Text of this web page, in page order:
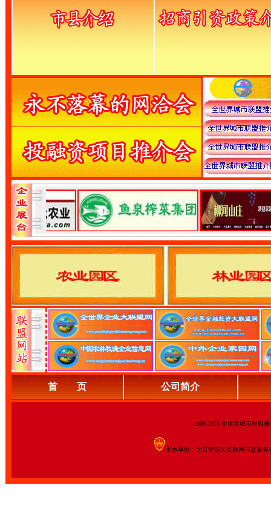
首 页 公司简介
2009-2023 全世界城市联盟
主办单位：北京宇宙天互联网信息服